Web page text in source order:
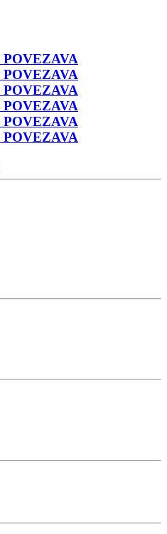
POVEZAVA
POVEZAVA
POVEZAVA
POVEZAVA
POVEZAVA
POVEZAVA